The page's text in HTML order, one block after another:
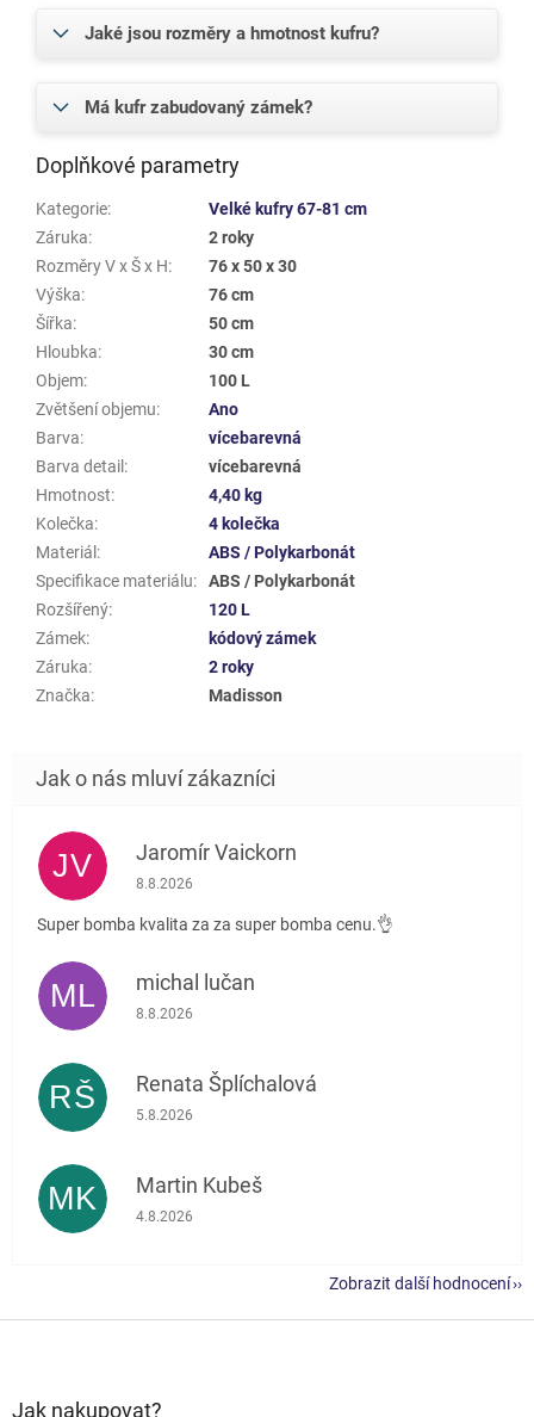
Jaké jsou rozměry a hmotnost kufru?
Má kufr zabudovaný zámek?
Doplňkové parametry
Kategorie:
Velké kufry 67-81 cm
Záruka:
2 roky
Rozměry V x Š x H:
76 x 50 x 30
Výška:
76 cm
Šířka:
50 cm
Hloubka:
30 cm
Objem:
100 L
Zvětšení objemu:
Ano
Barva:
vícebarevná
Barva detail :
vícebarevná
Hmotnost:
4,40 kg
Kolečka:
4 kolečka
Materiál :
ABS / Polykarbonát
Specifikace materiálu:
ABS / Polykarbonát
Rozšířený:
120 L
Zámek:
kódový zámek
Záruka:
2 roky
Značka: Madisson
JV Jaromír Vaickorn
Hodnocení obchodu je 5 z 5 hvězdiček.
8.8.2026
Super bomba kvalita za za super bomba cenu.👌
ML michal lučan
Hodnocení obchodu je 5 z 5 hvězdiček.
8.8.2026
RŠ Renata Šplíchalová
Hodnocení obchodu je 5 z 5 hvězdiček.
5.8.2026
MK Martin Kubeš
Hodnocení obchodu je 5 z 5 hvězdiček.
4.8.2026
Zobrazit další hodnocení
Jak nakupovat?